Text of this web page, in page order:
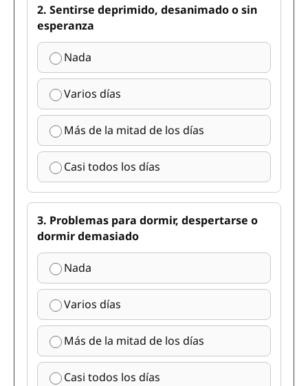
2. Sentirse deprimido, desanimado o sin
esperanza
Nada
Varios días
Más de la mitad de los días
Casi todos los días
3. Problemas para dormir, despertarse o
dormir demasiado
Nada
Varios días
Más de la mitad de los días
Casi todos los días